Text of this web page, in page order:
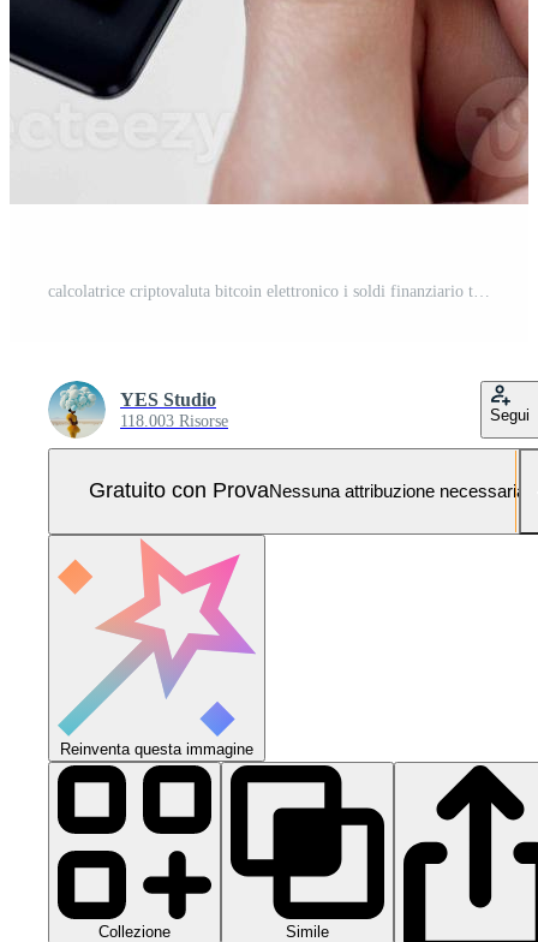
YES Studio
118.003 Risorse Segui
Gratuito con ProvaNessuna attribuzione necessaria
Reinventa questa immagine
Collezione Simile